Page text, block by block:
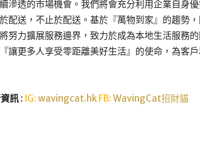
滲透的市場機會。我們將會充分利用企業自身
配送，不止於配送。基於『萬物到家』的趨勢
努力擴展服務邊界，致力於成為本地生活服務
讓更多人享受零距離美好生活』的使命，為客
訊 : IG: wavingcat.hkFB: WavingCat招財貓